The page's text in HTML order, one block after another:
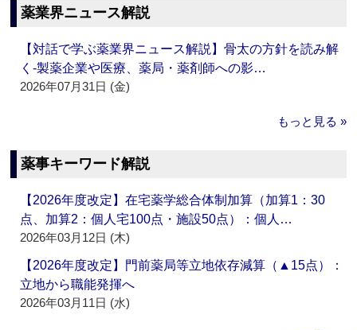
薬業界ニュース解説
【対話で学ぶ薬業界ニュース解説】骨太の方針を読み解
く‐製薬企業や医療、薬局・薬剤師への影…
2026年07月31日 (金)
もっと見る »
薬事キーワード解説
【2026年度改定】在宅薬学総合体制加算（加算1：30
点、加算2：個人宅100点・施設50点）：個人…
2026年03月12日 (木)
【2026年度改定】門前薬局等立地依存減算（▲15点）：
立地から職能発揮へ
2026年03月11日 (水)